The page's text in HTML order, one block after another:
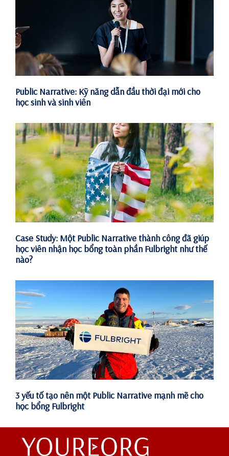
Public Narrative: Kỹ năng dẫn đầu thời đại mới cho
học sinh và sinh viên
Case Study: Một Public Narrative thành công đã giúp
học viên nhận học bổng toàn phần Fulbright như thế
nào?
3 yếu tố tạo nên một Public Narrative mạnh mẽ cho
học bổng Fulbright